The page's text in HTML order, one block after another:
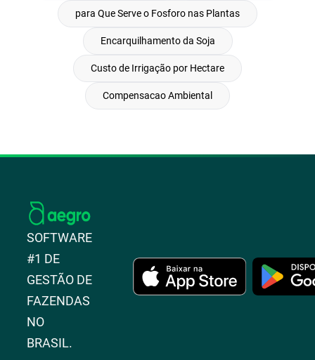
para Que Serve o Fosforo nas Plantas
Encarquilhamento da Soja
Custo de Irrigação por Hectare
Compensacao Ambiental
SOFTWARE
#1 DE
GESTÃO DE
FAZENDAS
NO
BRASIL.